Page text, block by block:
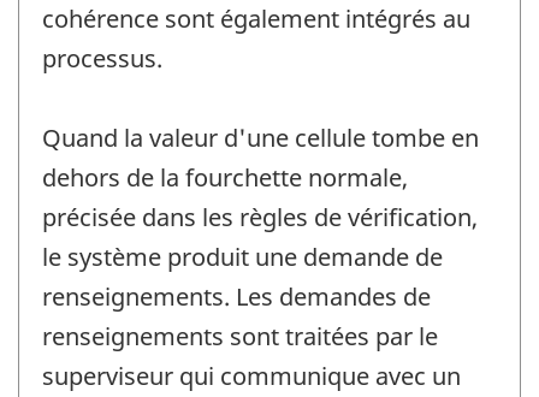
cohérence sont également intégrés au
processus.
Quand la valeur d'une cellule tombe en
dehors de la fourchette normale,
précisée dans les règles de vérification,
le système produit une demande de
renseignements. Les demandes de
renseignements sont traitées par le
superviseur qui communique avec un